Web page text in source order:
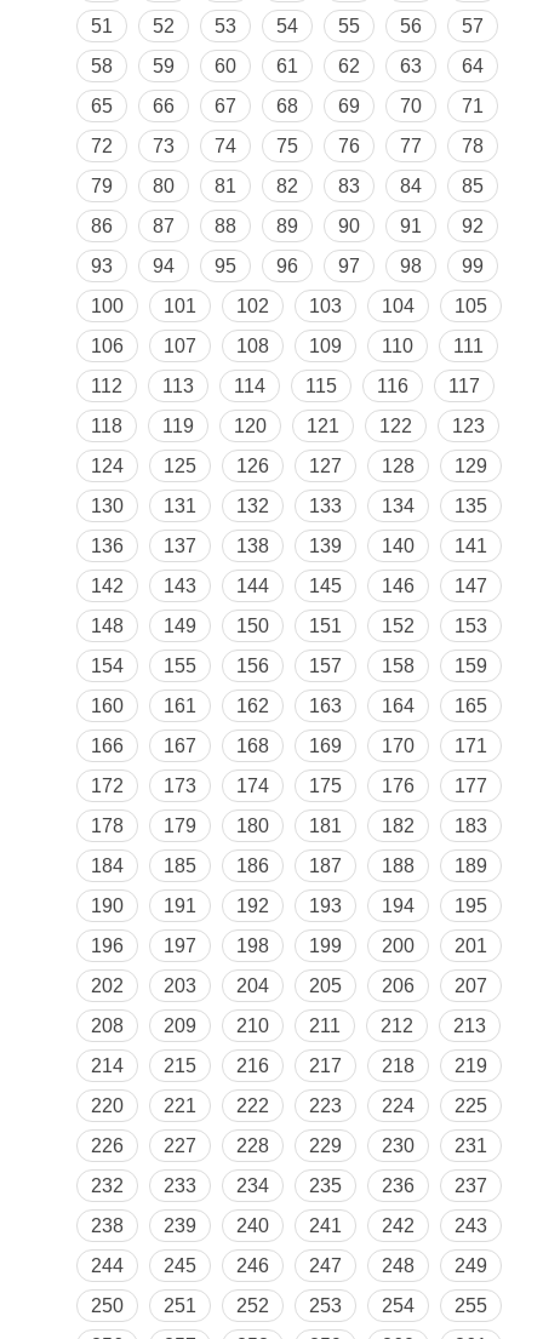
51
52 53 54 55 56
57
58
59 60 61 62 63
64
65
66 67 68 69 70
71
72
73 74 75 76 77
78
79
80 81 82 83 84
85
86
87 88 89 90 91
92
93
94 95 96 97 98
99
100
101 102 103 104
105
106
107 108 109 110
111
112
113 114 115 116
117
118
119 120 121 122
123
124
125 126 127 128
129
130
131 132 133 134
135
136
137 138 139 140
141
142
143 144 145 146
147
148
149 150 151 152
153
154
155 156 157 158
159
160
161 162 163 164
165
166
167 168 169 170
171
172
173 174 175 176
177
178
179 180 181 182
183
184
185 186 187 188
189
190
191 192 193 194
195
196
197 198 199 200
201
202
203 204 205 206
207
208
209 210 211 212
213
214
215 216 217 218
219
220
221 222 223 224
225
226
227 228 229 230
231
232
233 234 235 236
237
238
239 240 241 242
243
244
245 246 247 248
249
250
251 252 253 254
255